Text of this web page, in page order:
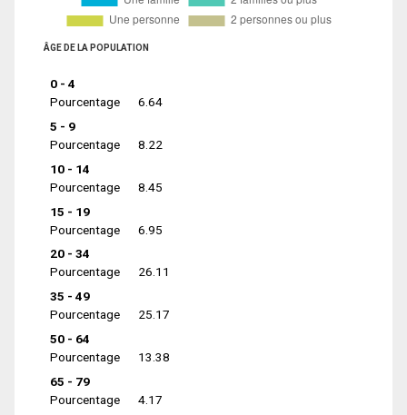
ÂGE DE LA POPULATION
0 - 4
Pourcentage
6.64
5 - 9
Pourcentage
8.22
10 - 14
Pourcentage
8.45
15 - 19
Pourcentage
6.95
20 - 34
Pourcentage
26.11
35 - 49
Pourcentage
25.17
50 - 64
Pourcentage
13.38
65 - 79
Pourcentage
4.17